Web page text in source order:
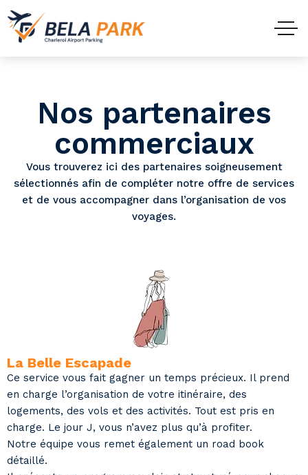
Nos partenaires
commerciaux
Vous trouverez ici des partenaires soigneusement
sélectionnés afin de compléter notre offre de services
et de vous accompagner dans l’organisation de vos
voyages.
La Belle Escapade
Ce service vous fait gagner un temps précieux. Il prend
en charge l’organisation de votre itinéraire, des
logements, des vols et des activités. Tout est pris en
charge. Le jour J, vous n’avez plus qu’à profiter.
Notre équipe vous remet également un road book
détaillé.